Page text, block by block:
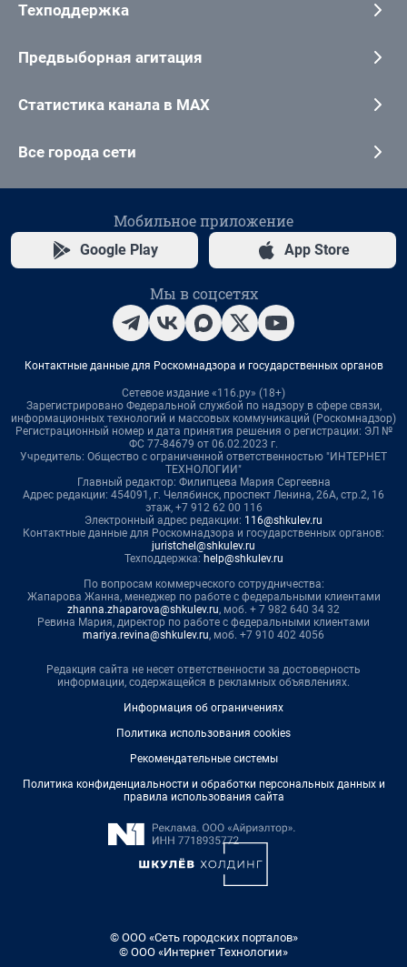
Техподдержка
Предвыборная агитация
Статистика канала в MAX
Все города сети
Мобильное приложение
Google Play App Store
Мы в соцсетях
Контактные данные для Роскомнадзора и государственных органов
Сетевое издание «116.ру» (18+)
Зарегистрировано Федеральной службой по надзору в сфере связи,
информационных технологий и массовых коммуникаций (Роскомнадзор)
Регистрационный номер и дата принятия решения о регистрации: ЭЛ №
ФС 77-84679 от 06.02.2023 г.
Учредитель: Общество с ограниченной ответственностью "ИНТЕРНЕТ
ТЕХНОЛОГИИ"
Главный редактор: Филипцева Мария Сергеевна
Адрес редакции: 454091, г. Челябинск, проспект Ленина, 26А, стр.2, 16
этаж, +7 912 62 00 116
Электронный адрес редакции: 116@shkulev.ru
Контактные данные для Роскомнадзора и государственных органов:
juristchel@shkulev.ru
Техподдержка: help@shkulev.ru
По вопросам коммерческого сотрудничества:
Жапарова Жанна, менеджер по работе с федеральными клиентами
zhanna.zhaparova@shkulev.ru, моб. + 7 982 640 34 32
Ревина Мария, директор по работе с федеральными клиентами
mariya.revina@shkulev.ru, моб. +7 910 402 4056
Редакция сайта не несет ответственности за достоверность
информации, содержащейся в рекламных объявлениях.
Информация об ограничениях
Политика использования cookies
Рекомендательные системы
Политика конфиденциальности и обработки персональных данных и
правила использования сайта
© ООО «Сеть городских порталов»
© ООО «Интернет Технологии»